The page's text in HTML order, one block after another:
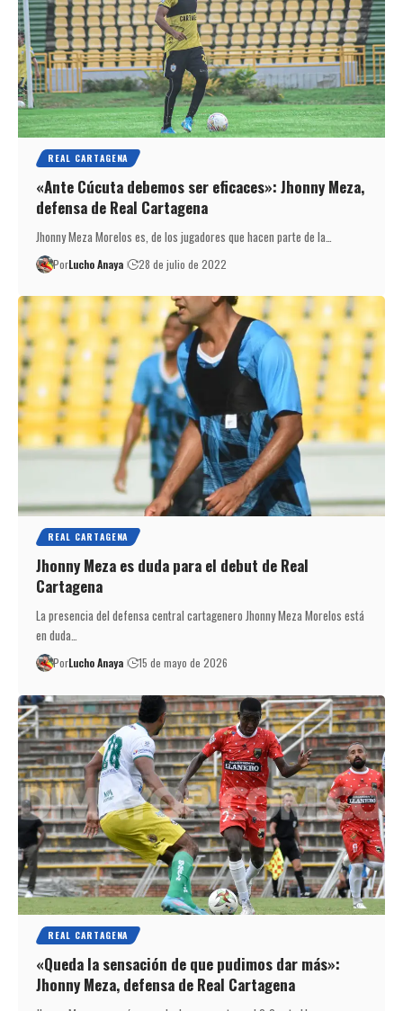
REAL CARTAGENA
«Ante Cúcuta debemos ser eficaces»: Jhonny Meza,
defensa de Real Cartagena
Jhonny Meza Morelos es, de los jugadores que hacen parte de la…
PorLucho Anaya 28 de julio de 2022
REAL CARTAGENA
Jhonny Meza es duda para el debut de Real
Cartagena
La presencia del defensa central cartagenero Jhonny Meza Morelos está
en duda…
PorLucho Anaya 15 de mayo de 2026
REAL CARTAGENA
«Queda la sensación de que pudimos dar más»:
Jhonny Meza, defensa de Real Cartagena